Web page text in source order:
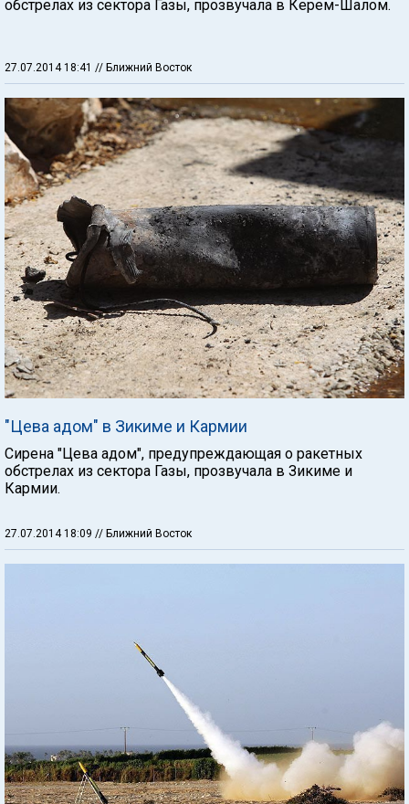
обстрелах из сектора Газы, прозвучала в Керем-Шалом.
27.07.2014 18:41 // Ближний Восток
"Цева адом" в Зикиме и Кармии
Сирена "Цева адом", предупреждающая о ракетных
обстрелах из сектора Газы, прозвучала в Зикиме и
Кармии.
27.07.2014 18:09 // Ближний Восток